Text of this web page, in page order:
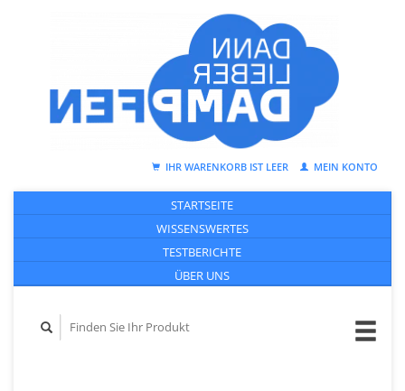
IHR WARENKORB IST LEER MEIN KONTO
STARTSEITE
WISSENSWERTES
TESTBERICHTE
ÜBER UNS